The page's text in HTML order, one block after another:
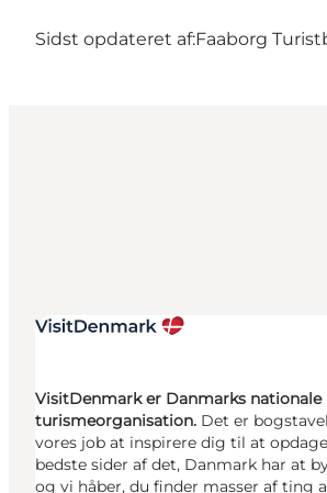
Sidst opdateret af:Faaborg
VisitDenmark er Danmarks nationale
turismeorganisation. Det er
vores job at inspirere dig til at
bedste sider af det, Danmark har at
og vi håber, du finder masser af ting